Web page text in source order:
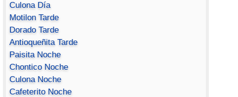
Culona Día
Motilon Tarde
Dorado Tarde
Antioqueñita Tarde
Paisita Noche
Chontico Noche
Culona Noche
Cafeterito Noche